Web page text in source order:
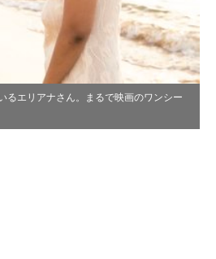
るエリアナさん。まるで映画のワンシー